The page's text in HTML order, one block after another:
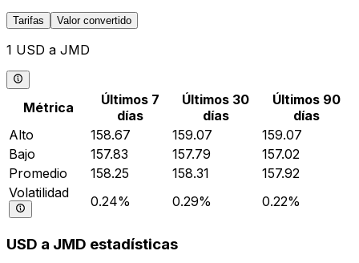
Tarifas Valor convertido
1 USD a JMD
Métrica
Últimos 7
días
Últimos 30
días
Últimos 90
días
Alto
158.67 159.07
159.07
Bajo
157.83 157.79
157.02
Promedio
158.25 158.31
157.92
Volatilidad
0.24% 0.29% 0.22%
USD a JMD estadísticas